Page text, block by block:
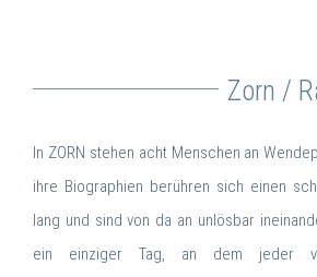
Zorn /
In ZORN stehen acht Menschen an
ihre Biographien berühren sich einen
lang und sind von da an unlösbar
ein einziger Tag, an dem jeder